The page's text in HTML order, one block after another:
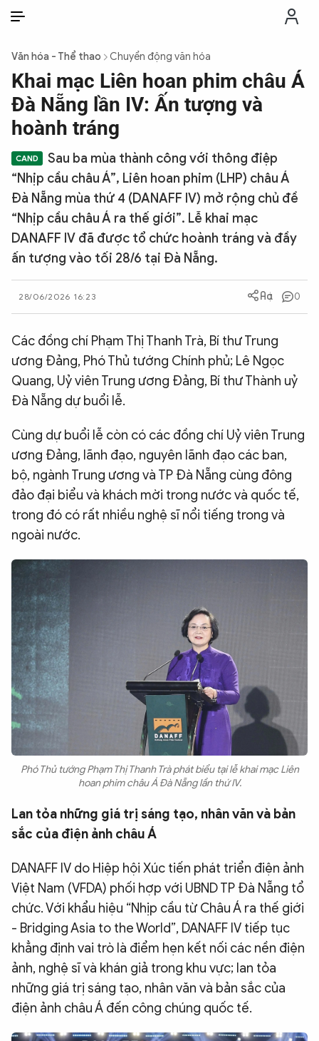
THỜI SỰ
CHỐNG DIỄN BIẾN HÒA BÌNH
CÔNG AN TRONG LÒNG DÂN
XÃ HỘI
PHÁP LUẬT
CÔNG NGHỆ
QUỐC TẾ
VĂN HÓA - THỂ THAO
BẠN ĐỌC & CAND
ĐA PHƯƠNG TIỆN
eMagazine
Podcast
Video Ảnh
Chuyên trang
Văn hóa - Thể thao Chuyển động văn hóa
Khai mạc Liên hoan phim châu Á
Đà Nẵng lần IV: Ấn tượng và
hoành tráng
Sau ba mùa thành công với thông điệp
“Nhịp cầu châu Á”, Liên hoan phim (LHP) châu Á
Đà Nẵng mùa thứ 4 (DANAFF IV) mở rộng chủ đề
“Nhịp cầu châu Á ra thế giới”. Lễ khai mạc
DANAFF IV đã được tổ chức hoành tráng và đầy
ấn tượng vào tối 28/6 tại Đà Nẵng.
28/06/2026 16:23 0
Các đồng chí Phạm Thị Thanh Trà, Bí thư Trung
ương Đảng, Phó Thủ tướng Chính phủ; Lê Ngọc
Quang, Uỷ viên Trung ương Đảng, Bí thư Thành uỷ
Đà Nẵng dự buổi lễ.
Cùng dự buổi lễ còn có các đồng chí Uỷ viên Trung
ương Đảng, lãnh đạo, nguyên lãnh đạo các ban,
bộ, ngành Trung ương và TP Đà Nẵng cùng đông
đảo đại biểu và khách mời trong nước và quốc tế,
trong đó có rất nhiều nghệ sĩ nổi tiếng trong và
ngoài nước.
Phó Thủ tướng Phạm Thị Thanh Trà phát biểu tại lễ khai mạc Liên
hoan phim châu Á Đà Nẵng lần thứ IV.
Lan tỏa những giá trị sáng tạo, nhân văn và bản
sắc của điện ảnh châu Á
DANAFF IV do Hiệp hội Xúc tiến phát triển điện ảnh
Việt Nam (VFDA) phối hợp với UBND TP Đà Nẵng tổ
chức. Với khẩu hiệu “Nhịp cầu từ Châu Á ra thế giới
- Bridging Asia to the World”, DANAFF IV tiếp tục
khẳng định vai trò là điểm hẹn kết nối các nền điện
ảnh, nghệ sĩ và khán giả trong khu vực; lan tỏa
những giá trị sáng tạo, nhân văn và bản sắc của
điện ảnh châu Á đến công chúng quốc tế.